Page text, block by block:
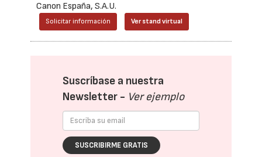
Canon España, S.A.U.
Solicitar información Ver stand virtual
Suscríbase a nuestra
Newsletter - Ver ejemplo
SUSCRIBIRME GRATIS